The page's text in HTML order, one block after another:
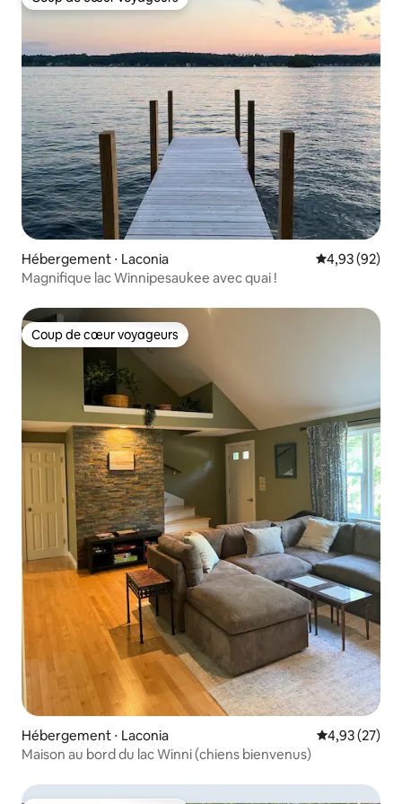
Coup de cœur voyageurs
Hébergement ⋅ Laconia Évaluation
4,93 (92)
Magnifique lac Winnipesaukee avec quai !
Coup de cœur voyageurs
Coup de cœur voyageurs
Hébergement ⋅ Laconia Évaluation
4,93 (27)
Maison au bord du lac Winni (chiens bienvenus)